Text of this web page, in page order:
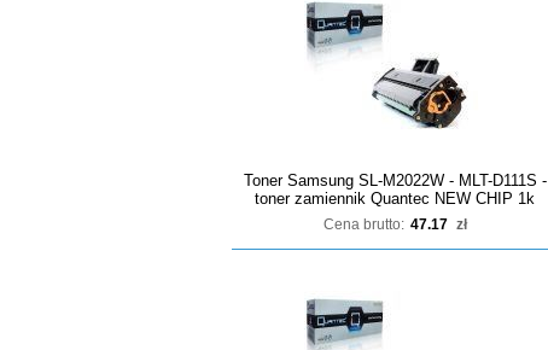
Toner Samsung SL-M2022W - MLT-D111S -
toner zamiennik Quantec NEW CHIP 1k
Cena brutto: 47.17 zł